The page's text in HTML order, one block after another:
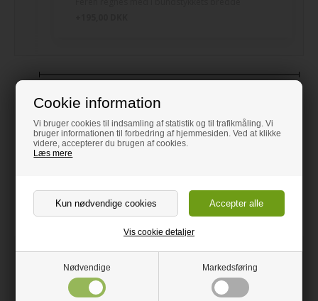
Cookie information
Vi bruger cookies til indsamling af statistik og til trafikmåling. Vi
bruger informationen til forbedring af hjemmesiden. Ved at klikke
videre, accepterer du brugen af cookies.
Læs mere
Nødvendige Markedsføring
Vis cookie detaljer
126,00
Mængderabat - Pladerne behøver ikke at have